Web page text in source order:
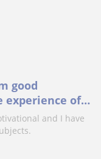
good
experience of
and I have